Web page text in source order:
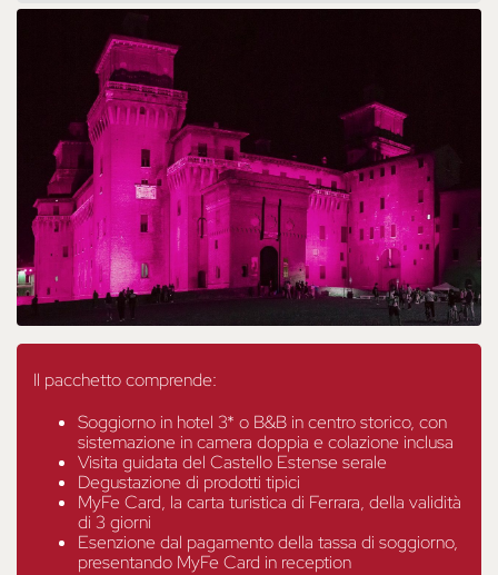
Il pacchetto comprende:
Soggiorno in hotel 3* o B&B in centro storico, con
sistemazione in camera doppia e colazione inclusa
Visita guidata del Castello Estense serale
Degustazione di prodotti tipici
MyFe Card, la carta turistica di Ferrara, della validità
di 3 giorni
Esenzione dal pagamento della tassa di soggiorno,
presentando MyFe Card in reception